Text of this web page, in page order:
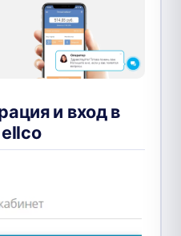
и вход в